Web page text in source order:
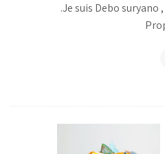
Je suis Debo suryano